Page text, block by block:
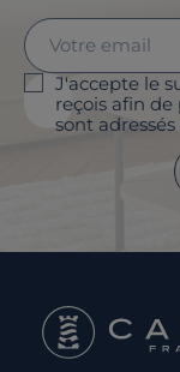
J'accepte le
reçois afin
sont